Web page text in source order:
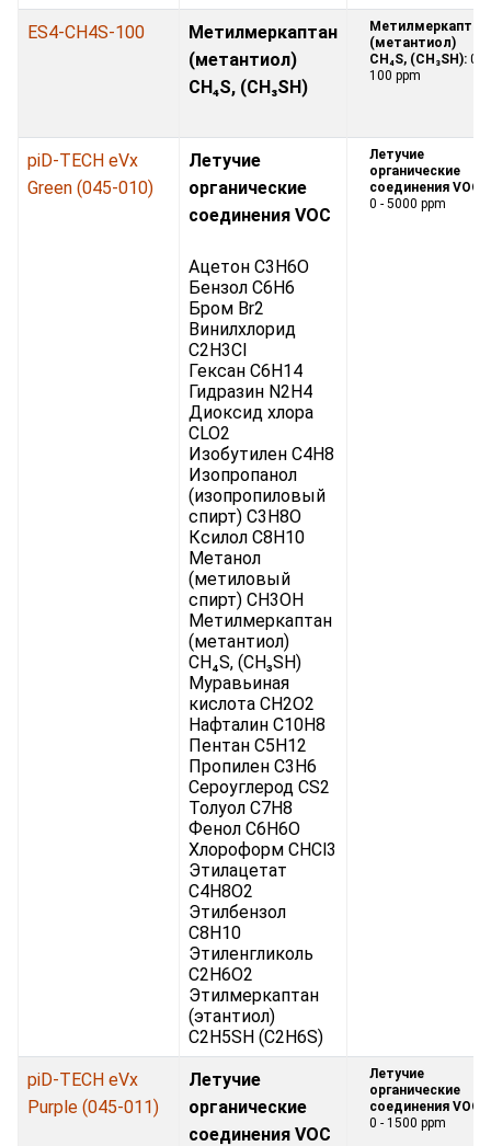
ES4-CH4S-100
Метилмеркаптан
(метантиол)
CH₄S, (CH₃SH)
Метилмеркаптан
(метантиол)
CH₄S, (CH₃SH): 0 -
100 ppm
piD-TECH eVx
Green (045-010)
Летучие
органические
соединения VOC
Ацетон C3H6O
Бензол C6H6
Бром Br2
Винилхлорид
C2H3Cl
Гексан C6H14
Гидразин N2H4
Диоксид хлора
CLO2
Изобутилен C4H8
Изопропанол
(изопропиловый
спирт) C3H8O
Ксилол C8H10
Метанол
(метиловый
спирт) CH3OH
Метилмеркаптан
(метантиол)
CH₄S, (CH₃SH)
Муравьиная
кислота CH2O2
Нафталин C10H8
Пентан C5H12
Пропилен C3H6
Сероуглерод CS2
Толуол C7H8
Фенол C6H6O
Хлороформ CHCl3
Этилацетат
C4H8O2
Этилбензол
C8H10
Этиленгликоль
C2H6O2
Этилмеркаптан
(этантиол)
C2H5SH (C2H6S)
Летучие
органические
соединения VOC:
0 - 5000 ppm
piD-TECH eVx
Purple (045-011)
Летучие
органические
соединения VOC
Летучие
органические
соединения VOC:
0 - 1500 ppm